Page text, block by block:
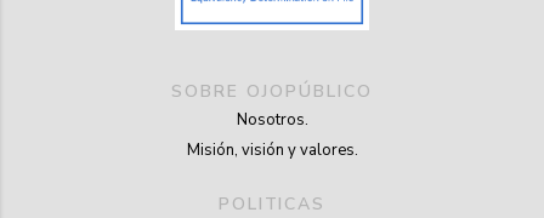
SOBRE OJOPÚBLICO
Nosotros.
Misión, visión y valores.
POLITICAS